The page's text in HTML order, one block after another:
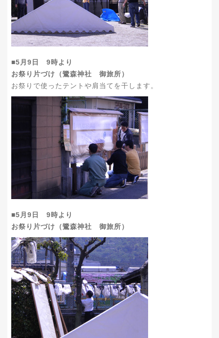
■5月9日 9時より
お祭り片づけ（鷺森神社 御旅所）
お祭りで使ったテントや肩当てを干します。
■5月9日 9時より
お祭り片づけ（鷺森神社 御旅所）